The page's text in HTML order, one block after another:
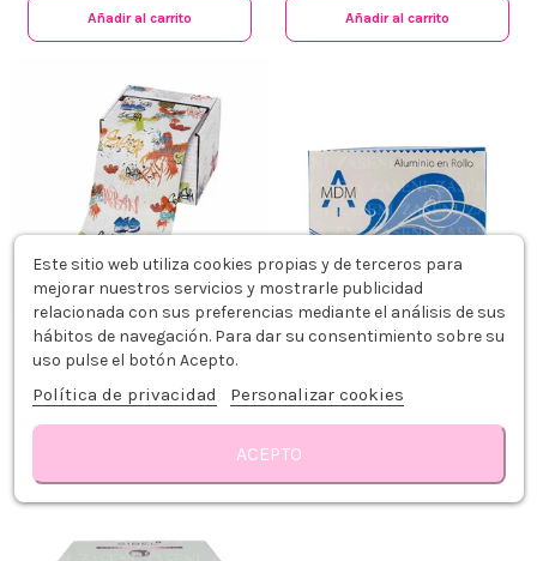
Añadir al carrito Añadir al carrito
SIBEL PAPEL ALUMINIO CON
DISPENSADOR GRAFITI
17,99 €
MDM ROLLO DE PAPEL ALUMINIO
Este sitio web utiliza cookies propias y de terceros para
mejorar nuestros servicios y mostrarle publicidad
relacionada con sus preferencias mediante el análisis de sus
hábitos de navegación. Para dar su consentimiento sobre su
uso pulse el botón Acepto.
Política de privacidad Personalizar cookies
ACEPTO